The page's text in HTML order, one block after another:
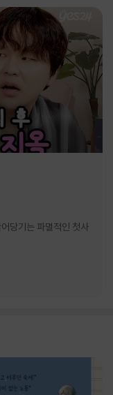
당기는 파멸적인 첫사